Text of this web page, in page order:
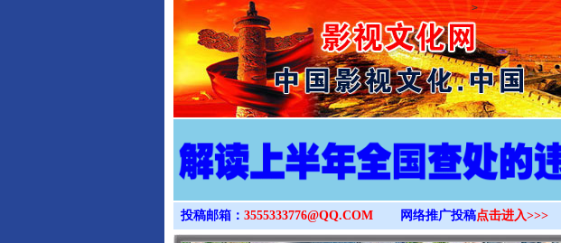
>
投稿邮箱： 3555333776@QQ.COM 网络推广投稿点击进入>>>